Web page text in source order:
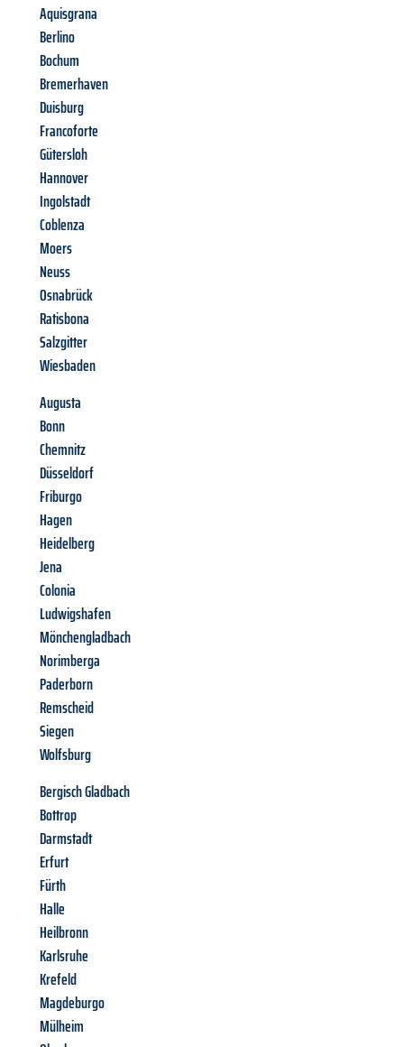
Aquisgrana
Berlino
Bochum
Bremerhaven
Duisburg
Francoforte
Gütersloh
Hannover
Ingolstadt
Coblenza
Moers
Neuss
Osnabrück
Ratisbona
Salzgitter
Wiesbaden
Augusta
Bonn
Chemnitz
Düsseldorf
Friburgo
Hagen
Heidelberg
Jena
Colonia
Ludwigshafen
Mönchengladbach
Norimberga
Paderborn
Remscheid
Siegen
Wolfsburg
Bergisch Gladbach
Bottrop
Darmstadt
Erfurt
Fürth
Halle
Heilbronn
Karlsruhe
Krefeld
Magdeburgo
Mülheim